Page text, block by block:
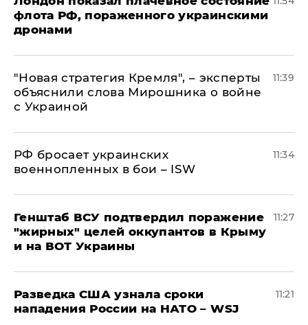
флота РФ, пораженного украинскими
дронами
"Новая стратегия Кремля", – эксперты
объяснили слова Мирошника о войне
с Украиной
11:39
РФ бросает украинских
военнопленных в бои – ISW
11:34
Генштаб ВСУ подтвердил поражение
"жирных" целей оккупантов в Крыму
и на ВОТ Украины
11:27
Разведка США узнала сроки
нападения России на НАТО – WSJ
11:21